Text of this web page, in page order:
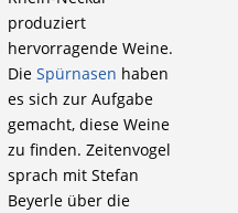
produziert
hervorragende Weine.
Die Spürnasen haben
es sich zur Aufgabe
gemacht, diese Weine
zu finden. Zeitenvogel
sprach mit Stefan
Beyerle über die